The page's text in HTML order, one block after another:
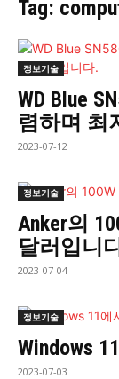
Tag:
정보기술
WD Blue
렴하며 최
2023-07-12
정보기술
Anker의
달러입니
2023-07-04
정보기술
Windows
2023-07-03